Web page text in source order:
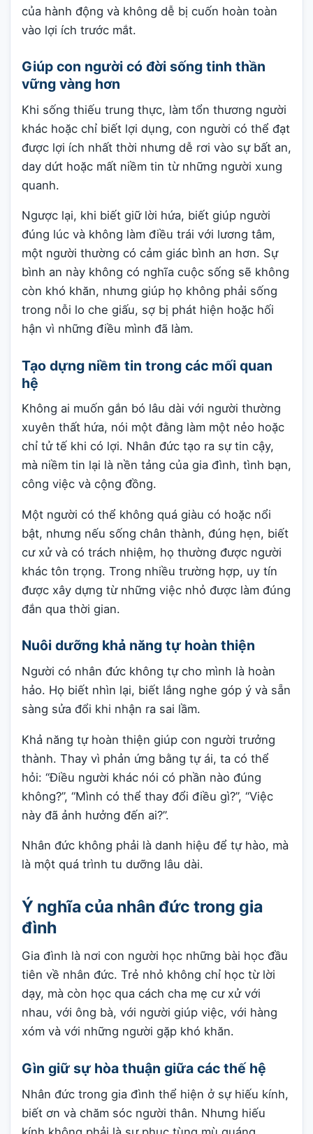
của hành động và không dễ bị cuốn hoàn toàn
vào lợi ích trước mắt.
Giúp con người có đời sống tinh thần
vững vàng hơn
Khi sống thiếu trung thực, làm tổn thương người
khác hoặc chỉ biết lợi dụng, con người có thể đạt
được lợi ích nhất thời nhưng dễ rơi vào sự bất an,
day dứt hoặc mất niềm tin từ những người xung
quanh.
Ngược lại, khi biết giữ lời hứa, biết giúp người
đúng lúc và không làm điều trái với lương tâm,
một người thường có cảm giác bình an hơn. Sự
bình an này không có nghĩa cuộc sống sẽ không
còn khó khăn, nhưng giúp họ không phải sống
trong nỗi lo che giấu, sợ bị phát hiện hoặc hối
hận vì những điều mình đã làm.
Tạo dựng niềm tin trong các mối quan
hệ
Không ai muốn gắn bó lâu dài với người thường
xuyên thất hứa, nói một đằng làm một nẻo hoặc
chỉ tử tế khi có lợi. Nhân đức tạo ra sự tin cậy,
mà niềm tin lại là nền tảng của gia đình, tình bạn,
công việc và cộng đồng.
Một người có thể không quá giàu có hoặc nổi
bật, nhưng nếu sống chân thành, đúng hẹn, biết
cư xử và có trách nhiệm, họ thường được người
khác tôn trọng. Trong nhiều trường hợp, uy tín
được xây dựng từ những việc nhỏ được làm đúng
đắn qua thời gian.
Nuôi dưỡng khả năng tự hoàn thiện
Người có nhân đức không tự cho mình là hoàn
hảo. Họ biết nhìn lại, biết lắng nghe góp ý và sẵn
sàng sửa đổi khi nhận ra sai lầm.
Khả năng tự hoàn thiện giúp con người trưởng
thành. Thay vì phản ứng bằng tự ái, ta có thể
hỏi: “Điều người khác nói có phần nào đúng
không?”, “Mình có thể thay đổi điều gì?”, “Việc
này đã ảnh hưởng đến ai?”.
Nhân đức không phải là danh hiệu để tự hào, mà
là một quá trình tu dưỡng lâu dài.
Ý nghĩa của nhân đức trong gia
đình
Gia đình là nơi con người học những bài học đầu
tiên về nhân đức. Trẻ nhỏ không chỉ học từ lời
dạy, mà còn học qua cách cha mẹ cư xử với
nhau, với ông bà, với người giúp việc, với hàng
xóm và với những người gặp khó khăn.
Gìn giữ sự hòa thuận giữa các thế hệ
Nhân đức trong gia đình thể hiện ở sự hiếu kính,
biết ơn và chăm sóc người thân. Nhưng hiếu